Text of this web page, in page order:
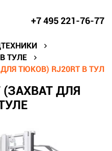
+7 495 221-76-77
ТУЛЕ
ТЮКОВ) RJ20RT В ТУЛЕ
ДЛЯ